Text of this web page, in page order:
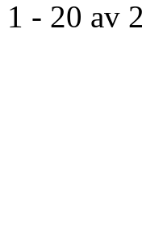
1 - 20 av